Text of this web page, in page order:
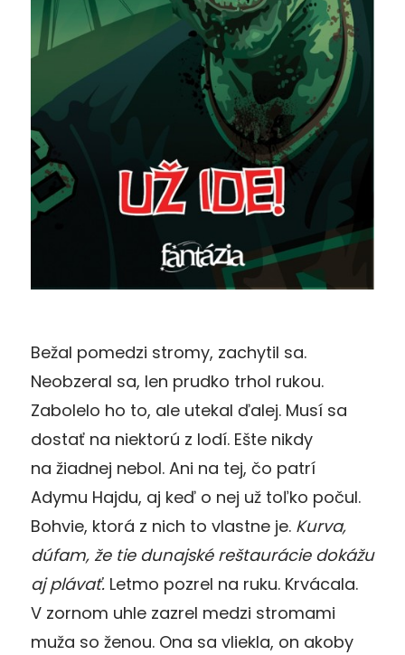
Bežal pomedzi stromy, zachytil sa.
Neobzeral sa, len prudko trhol rukou.
Zabolelo ho to, ale utekal ďalej. Musí sa
dostať na niektorú z lodí. Ešte nikdy
na žiadnej nebol. Ani na tej, čo patrí
Adymu Hajdu, aj keď o nej už toľko počul.
Bohvie, ktorá z nich to vlastne je. Kurva,
dúfam, že tie dunajské reštaurácie dokážu
aj plávať. Letmo pozrel na ruku. Krvácala.
V zornom uhle zazrel medzi stromami
muža so ženou. Ona sa vliekla, on akoby